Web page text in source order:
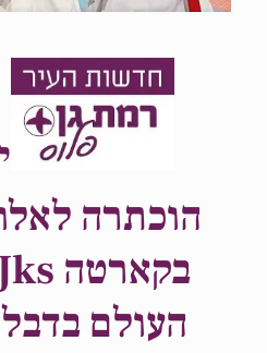
הוכתרה
העולם